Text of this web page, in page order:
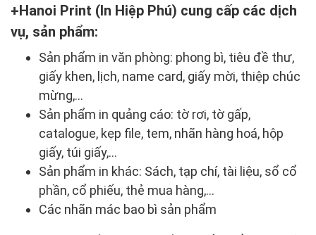
Hanoi Print (In Hiệp Phú) cung cấp các dịch
vụ, sản phẩm:
Sản phẩm in văn phòng: phong bì, tiêu đề thư,
giấy khen, lịch, name card, giấy mời, thiệp chúc
mừng,…
Sản phẩm in quảng cáo: tờ rơi, tờ gấp,
catalogue, kẹp file, tem, nhãn hàng hoá, hộp
giấy, túi giấy,…
Sản phẩm in khác: Sách, tạp chí, tài liệu, sổ cổ
phần, cổ phiếu, thẻ mua hàng,…
Các nhãn mác bao bì sản phẩm